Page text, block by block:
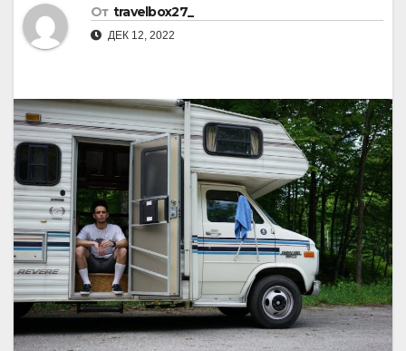
От travelbox27_
ДЕК 12, 2022